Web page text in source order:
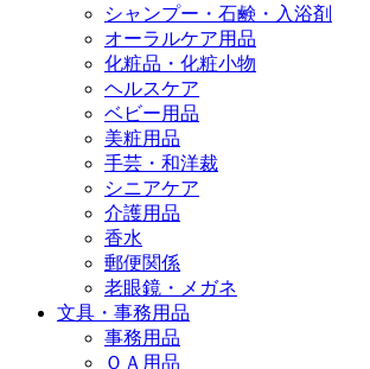
シャンプー・石鹸・入浴剤
オーラルケア用品
化粧品・化粧小物
ヘルスケア
ベビー用品
美粧用品
手芸・和洋裁
シニアケア
介護用品
香水
郵便関係
老眼鏡・メガネ
文具・事務用品
事務用品
ＯＡ用品